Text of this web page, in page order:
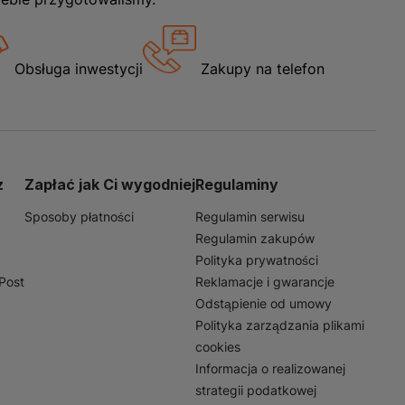
Obsługa inwestycji Zakupy na telefon
Zapłać jak Ci wygodniej
Sposoby płatności
Regulaminy
Regulamin serwisu
Regulamin zakupów
Polityka prywatności
Reklamacje i gwarancje
Odstąpienie od umowy
Polityka zarządzania plikami
cookies
Informacja o realizowanej
strategii podatkowej